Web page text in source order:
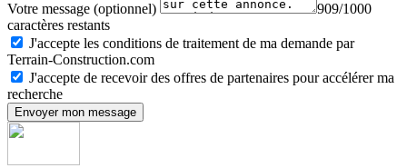
Votre message (optionnel)
909/1000
caractères restants
J'accepte les conditions de traitement de ma demande par
Terrain-Construction.com
J'accepte de recevoir des offres de partenaires pour accélérer ma
recherche
Envoyer mon message